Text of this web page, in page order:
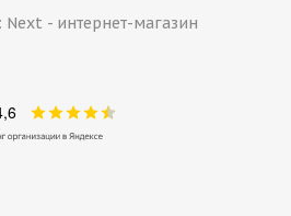
- интернет-магазин